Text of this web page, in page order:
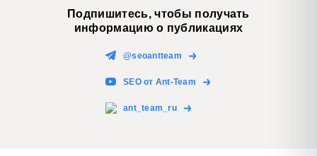
Подпишитесь, чтобы получать
информацию о публикациях
@seoantteam
SEO от Ant-Team
ant_team_ru